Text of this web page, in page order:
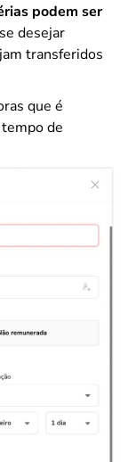
podem ser
se desejar
transferidos
que é
de